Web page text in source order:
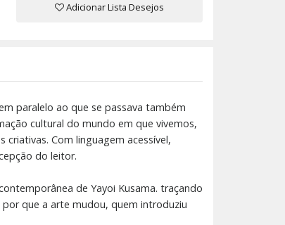
Adicionar Lista Desejos
paralelo ao que se passava também
cultural do mundo em que vivemos,
Com linguagem acessível,
do leitor.
de Yayoi Kusama. traçando
que a arte mudou, quem introduziu